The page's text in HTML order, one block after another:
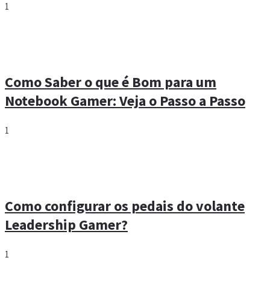
1
Como Saber o que é Bom para um
Notebook Gamer: Veja o Passo a Passo
1
Como configurar os pedais do volante
Leadership Gamer?
1